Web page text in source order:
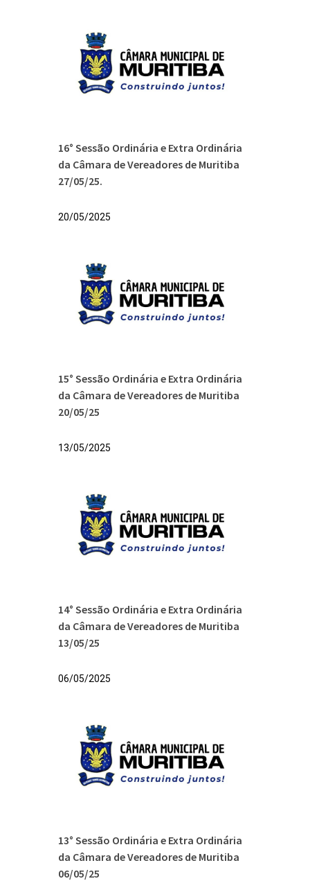
16° Sessão Ordinária e Extra Ordinária
da Câmara de Vereadores de Muritiba
27/05/25.
20/05/2025
15° Sessão Ordinária e Extra Ordinária
da Câmara de Vereadores de Muritiba
20/05/25
13/05/2025
14° Sessão Ordinária e Extra Ordinária
da Câmara de Vereadores de Muritiba
13/05/25
06/05/2025
13° Sessão Ordinária e Extra Ordinária
da Câmara de Vereadores de Muritiba
06/05/25